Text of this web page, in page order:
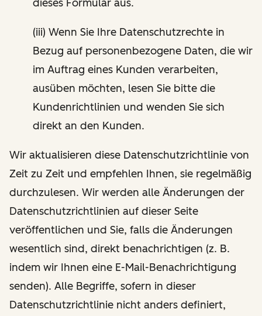
dieses Formular aus.
(iii) Wenn Sie Ihre Datenschutzrechte in
Bezug auf personenbezogene Daten, die wir
im Auftrag eines Kunden verarbeiten,
ausüben möchten, lesen Sie bitte die
Kundenrichtlinien und wenden Sie sich
direkt an den Kunden.
Wir aktualisieren diese Datenschutzrichtlinie von
Zeit zu Zeit und empfehlen Ihnen, sie regelmäßig
durchzulesen. Wir werden alle Änderungen der
Datenschutzrichtlinien auf dieser Seite
veröffentlichen und Sie, falls die Änderungen
wesentlich sind, direkt benachrichtigen (z. B.
indem wir Ihnen eine E-Mail-Benachrichtigung
senden). Alle Begriffe, sofern in dieser
Datenschutzrichtlinie nicht anders definiert,